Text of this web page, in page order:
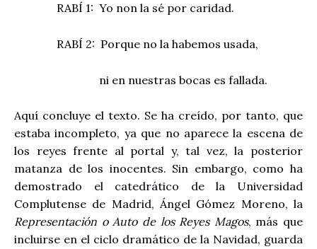
RABÍ 1: Yo non la sé por caridad.
RABÍ 2: Porque no la habemos usada,
ni en nuestras bocas es fallada.
Aquí concluye el texto. Se ha creído, por tanto, que
estaba incompleto, ya que no aparece la escena de
los reyes frente al portal y, tal vez, la posterior
matanza de los inocentes. Sin embargo, como ha
demostrado el catedrático de la Universidad
Complutense de Madrid, Ángel Gómez Moreno, la
Representación o Auto de los Reyes Magos, más que
incluirse en el ciclo dramático de la Navidad, guarda